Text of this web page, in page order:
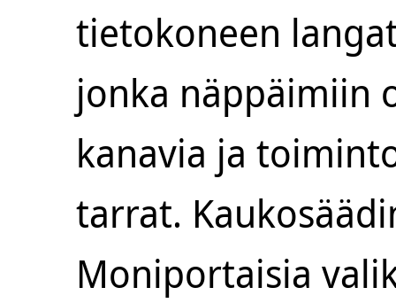
tietokoneen
jonka näppäimiin
kanavia ja
tarrat.
Moniportaisia